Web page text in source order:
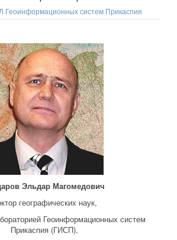
Геоинформационных систем Прикаспия
Эльдар Магомедович
географических наук,
Геоинформационных систем
Прикаспия (ГИСП),